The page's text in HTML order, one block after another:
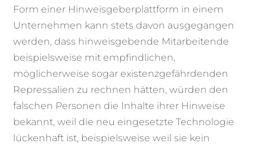
Form einer Hinweisgeberplattform in einem
Unternehmen kann stets davon ausgegangen
werden, dass hinweisgebende Mitarbeitende
beispielsweise mit empfindlichen,
möglicherweise sogar existenzgefährdenden
Repressalien zu rechnen hätten, würden den
falschen Personen die Inhalte ihrer Hinweise
bekannt, weil die neu eingesetzte Technologie
lückenhaft ist, beispielsweise weil sie kein